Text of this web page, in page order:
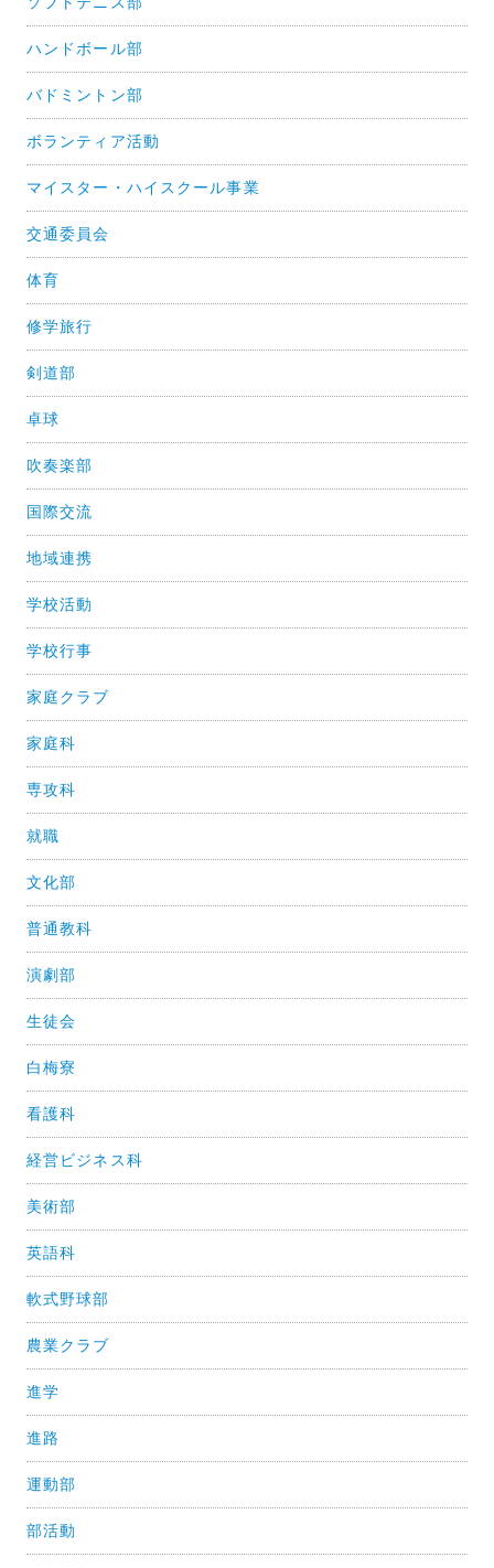
ハンドボール部
バドミントン部
ボランティア活動
マイスター・ハイスクール事業
交通委員会
体育
修学旅行
剣道部
卓球
吹奏楽部
国際交流
地域連携
学校活動
学校行事
家庭クラブ
家庭科
専攻科
就職
文化部
普通教科
演劇部
生徒会
白梅寮
看護科
経営ビジネス科
美術部
英語科
軟式野球部
農業クラブ
進学
進路
運動部
部活動